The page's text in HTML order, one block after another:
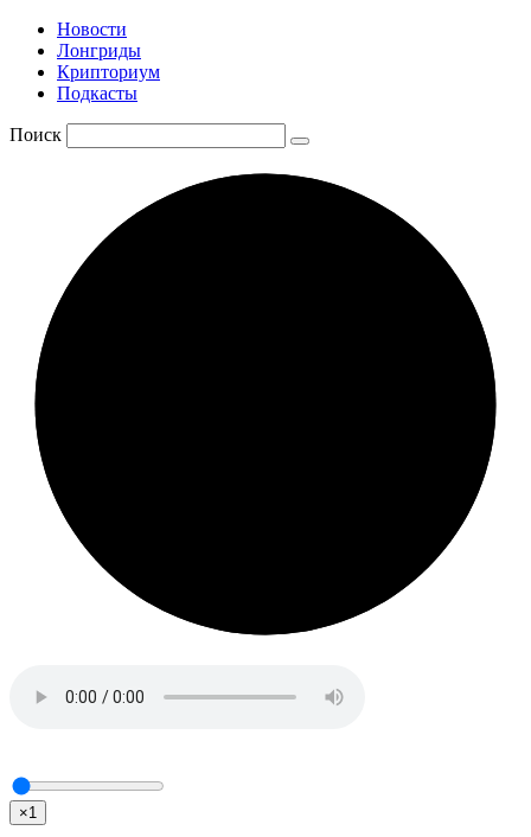
Новости
Лонгриды
Крипториум
Подкасты
Поиск
×1